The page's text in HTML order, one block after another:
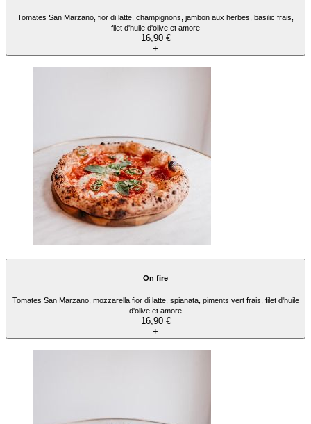
Tomates San Marzano, fior di latte, champignons, jambon aux herbes, basilic frais,
filet d'huile d'olive et amore
16,90 €
+
On fire
Tomates San Marzano, mozzarella fior di latte, spianata, piments vert frais, filet d'huile
d'olive et amore
16,90 €
+